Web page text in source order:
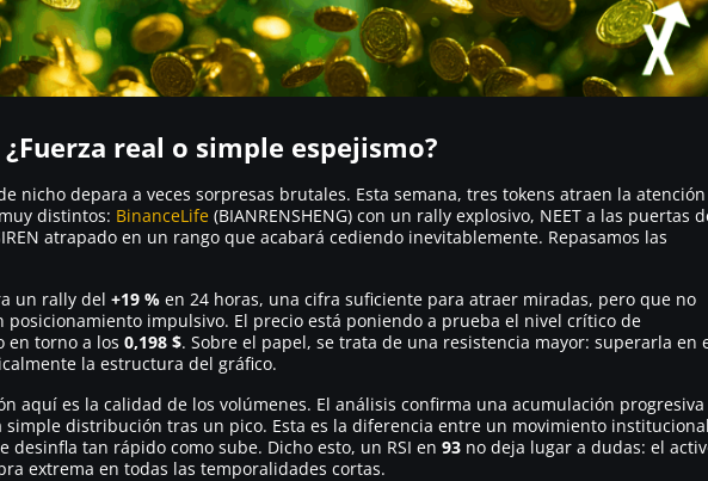
¿Fuerza real o simple espejismo?
nicho depara a veces sorpresas brutales. Esta semana, tres tokens atraen la atención
distintos: BinanceLife (BIANRENSHENG) con un rally explosivo, NEET a las puertas
atrapado en un rango que acabará cediendo inevitablemente. Repasamos las
un rally del +19 % en 24 horas, una cifra suficiente para atraer miradas, pero que no
posicionamiento impulsivo. El precio está poniendo a prueba el nivel crítico de
en torno a los 0,198 $. Sobre el papel, se trata de una resistencia mayor: superarla en
la estructura del gráfico.
aquí es la calidad de los volúmenes. El análisis confirma una acumulación progresiva
simple distribución tras un pico. Esta es la diferencia entre un movimiento
desinfla tan rápido como sube. Dicho esto, un RSI en 93 no deja lugar a dudas: el
extrema en todas las temporalidades cortas.